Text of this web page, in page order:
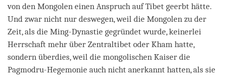
von den Mongolen einen Anspruch auf Tibet geerbt hätte.
Und zwar nicht nur deswegen, weil die Mongolen zu der
Zeit, als die Ming-Dynastie gegründet wurde, keinerlei
Herrschaft mehr über Zentraltibet oder Kham hatte,
sondern überdies, weil die mongolischen Kaiser die
Pagmodru-Hegemonie auch nicht anerkannt hatten, als sie